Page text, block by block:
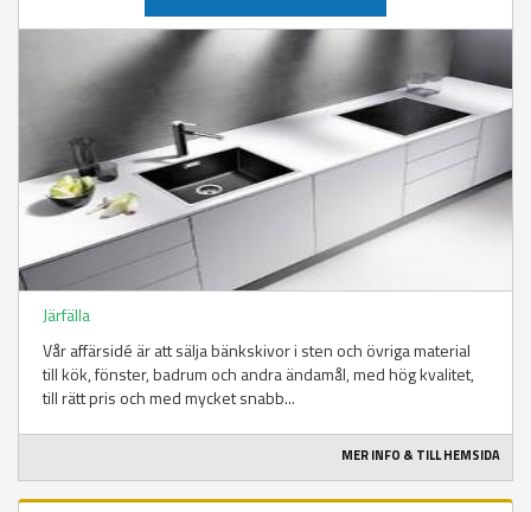
Järfälla
Vår affärsidé är att sälja bänkskivor i sten och övriga material
till kök, fönster, badrum och andra ändamål, med hög kvalitet,
till rätt pris och med mycket snabb...
MER INFO & TILL HEMSIDA